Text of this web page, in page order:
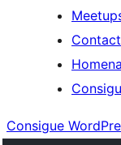
Consigue